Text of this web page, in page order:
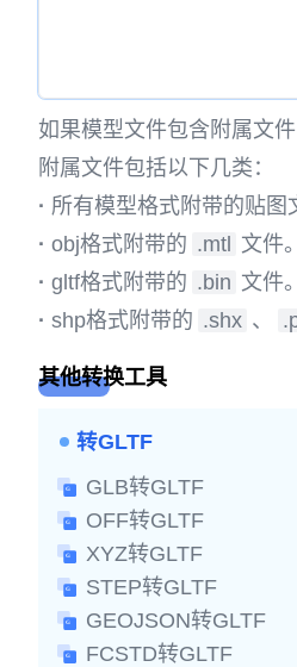
如果模型文件包含附属文
附属文件包括以下几类：
· 所有模型格式附带的贴图
· obj格式附带的 .mtl
文件。
· gltf格式附带的 .bin 文件。
· shp格式附带的 .shx 、
其他转换工具
转GLTF
GLB转GLTF
OFF转GLTF
XYZ转GLTF
STEP转GLTF
GEOJSON转GLTF
FCSTD转GLTF